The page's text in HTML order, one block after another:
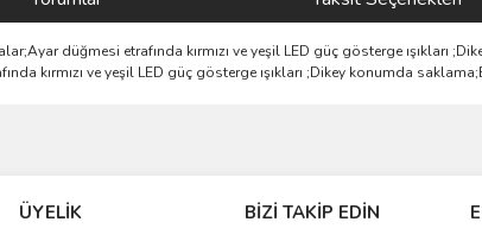
düğmesi etrafında kırmızı ve yeşil LED güç gösterge ışıkları
kırmızı ve yeşil LED güç gösterge ışıkları ;Dikey konumda
ÜYELİK BİZİ TAKİP EDİN